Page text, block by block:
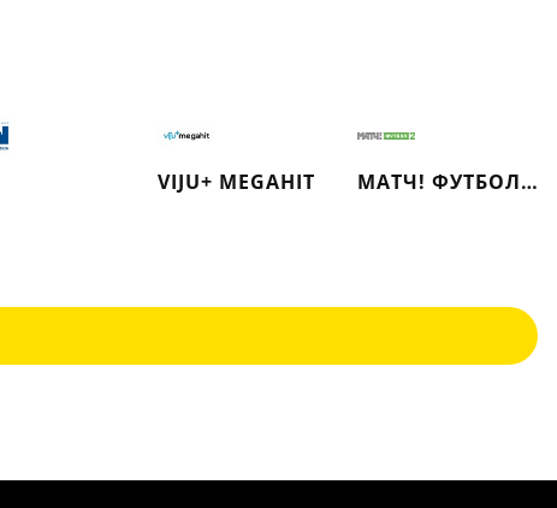
VIJU+ MEGAHIT МАТЧ! ФУТБОЛ 2